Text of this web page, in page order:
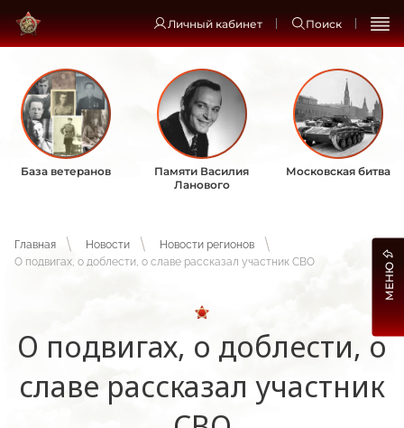
Личный кабинет Поиск
База ветеранов
Памяти Василия
Ланового
Московская битва
Главная Новости
Новости регионов
О подвигах, о доблести, о славе рассказал участник СВО
О подвигах, о доблести, о
славе рассказал участник
МЕНЮ